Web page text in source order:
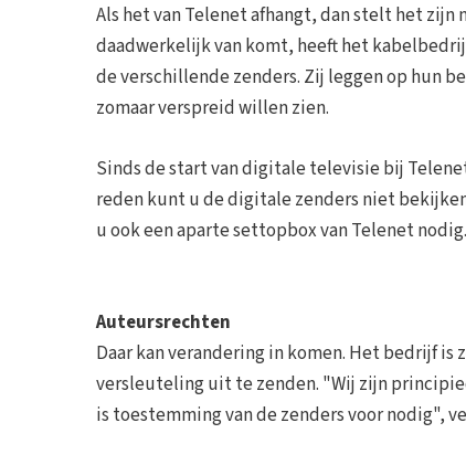
Als het van Telenet afhangt, dan stelt het
daadwerkelijk van komt, heeft het
de verschillende zenders. Zij leggen op hun
zomaar verspreid willen zien.
Sinds de start van digitale televisie bij
reden kunt u de digitale zenders niet
u ook een aparte settopbox van Telenet nodig.
Auteursrechten
Daar kan verandering in komen. Het bedrijf
versleuteling uit te zenden. "Wij zijn
is toestemming van de zenders voor nodig",